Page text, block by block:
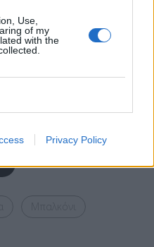
Use,
of my
with the
Privacy Policy